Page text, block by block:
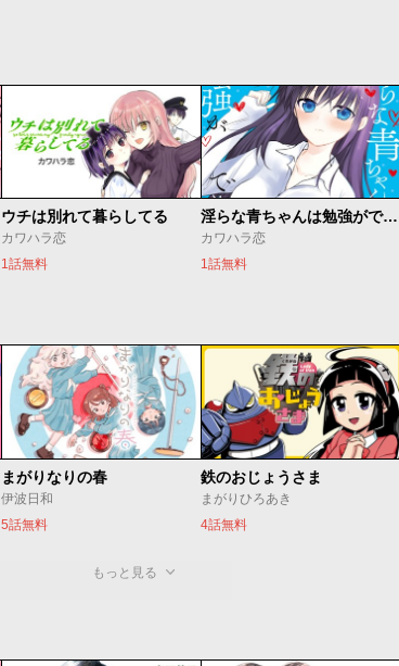
ウチは別れて暮らしてる
カワハラ恋
1話無料
淫らな青ちゃんは勉強ができない オトナ編
カワハラ恋
1話無料
まがりなりの春
伊波日和
5話無料
鉄のおじょうさま
まがりひろあき
4話無料
もっと見る